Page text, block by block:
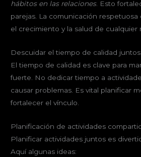
hábitos en las relaciones. Esto
parejas. La comunicación respetuosa
el crecimiento y la salud de cualquier
Descuidar el tiempo de calidad juntos
El tiempo de calidad es clave para
fuerte. No dedicar tiempo a
causar problemas. Es vital planificar
fortalecer el vínculo.
Planificación de actividades
Planificar actividades juntos es
Aquí algunas ideas: